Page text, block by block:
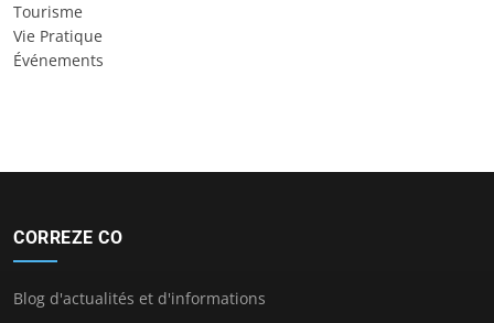
Tourisme
Vie Pratique
Événements
CORREZE CO
Blog d'actualités et d'informations